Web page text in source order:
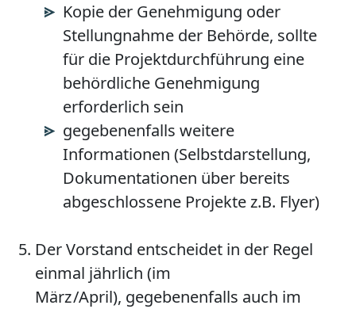
Kopie der Genehmigung oder
Stellungnahme der Behörde, sollte
für die Projektdurchführung eine
behördliche Genehmigung
erforderlich sein
gegebenenfalls weitere
Informationen (Selbstdarstellung,
Dokumentationen über bereits
abgeschlossene Projekte z.B. Flyer)
Der Vorstand entscheidet in der Regel
einmal jährlich (im
März /April), gegeben­enfalls auch im